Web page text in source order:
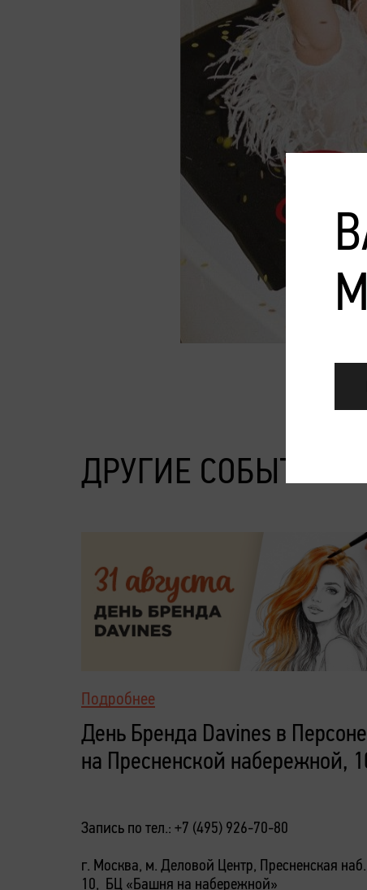
ДРУГИЕ СОБЫТИЯ
Подробнее
День Бренда Davines в Персоне
на Пресненской набережной,
Запись по тел.: +7 (495) 926-70-80
г. Москва, м. Деловой Центр, Пресненская
10, БЦ «Башня на набережной»